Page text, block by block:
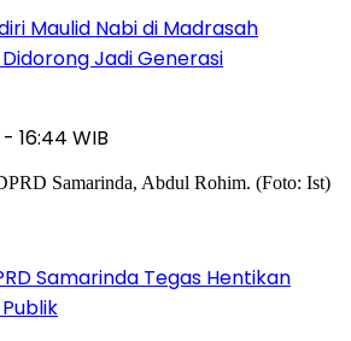
Maulid Nabi di Madrasah
Jadi Generasi
16:44 WIB
Samarinda Tegas Hentikan